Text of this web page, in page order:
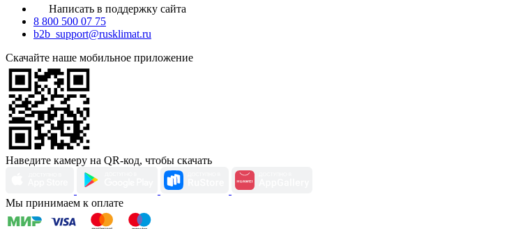
Написать в поддержку сайта
8 800 500 07 75
b2b_support@rusklimat.ru
Скачайте наше мобильное приложение
Наведите камеру на QR-код, чтобы скачать
Мы принимаем к оплате